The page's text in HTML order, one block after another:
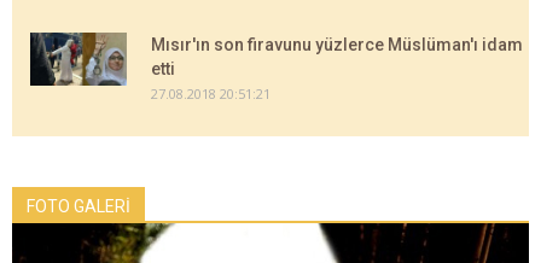
Mısır'ın son firavunu yüzlerce Müslüman'ı idam
etti
27.08.2018 20:51:21
FOTO GALERİ